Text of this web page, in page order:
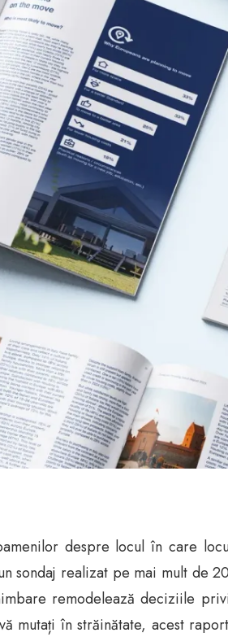
despre locul în care
sondaj realizat pe mai mult de
remodelează deciziile
mutați în străinătate, acest